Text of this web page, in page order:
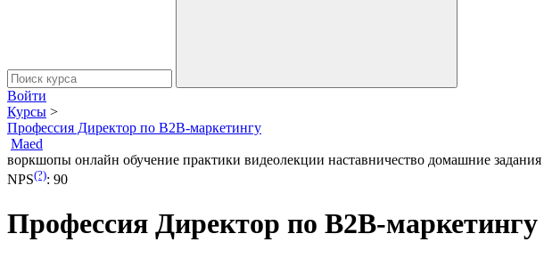
Войти
Курсы >
Профессия Директор по B2B-маркетингу
Maed
воркшопы онлайн обучение практики видеолекции наставничество домашние задания
NPS(?): 90
Профессия Директор по B2B-маркетингу